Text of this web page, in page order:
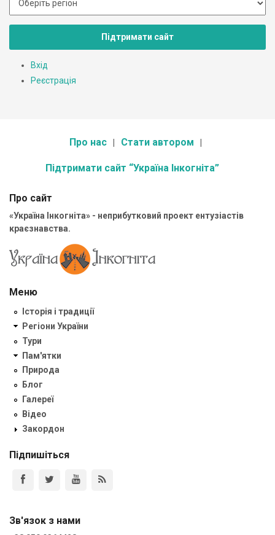
Підтримати сайт
Вхід
Реєстрація
Про нас Стати автором
Підтримати сайт “Україна Інкогніта”
Про сайт
«Україна Інкогніта» - неприбутковий проект ентузіастів
краєзнавства.
Меню
Історія і традиції
Регіони України
Тури
Пам'ятки
Природа
Блог
Галереї
Відео
Закордон
Підпишіться
Зв'язок з нами